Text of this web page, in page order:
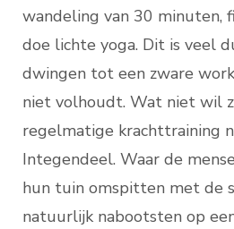
wandeling van 30 minuten,
doe lichte yoga. Dit is veel
dwingen tot een zware
niet volhoudt. Wat niet wil
regelmatige krachttraining
Integendeel. Waar de
hun tuin omspitten met de
natuurlijk nabootsten op